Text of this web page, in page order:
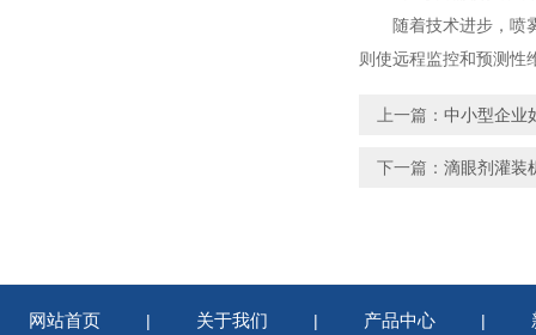
随着技术进步，喷雾
则使远程监控和预测性
上一篇： 中小型企业
下一篇： 滴眼剂灌装
网站首页 | 关于我们 | 产品中心 |